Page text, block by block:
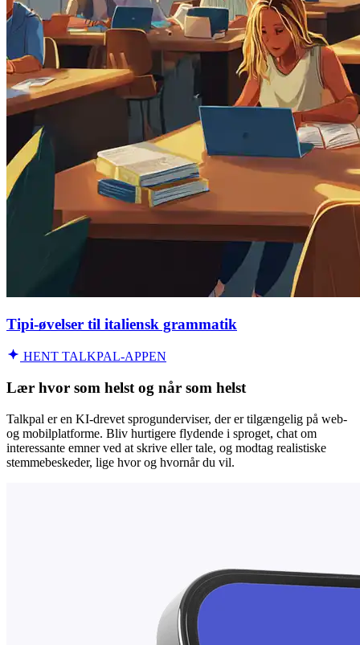
Tipi-øvelser til italiensk grammatik
HENT TALKPAL-APPEN
Lær hvor som helst og når som helst
Talkpal er en KI-drevet sprogunderviser, der er tilgængelig på web-
og mobilplatforme. Bliv hurtigere flydende i sproget, chat om
interessante emner ved at skrive eller tale, og modtag realistiske
stemmebeskeder, lige hvor og hvornår du vil.